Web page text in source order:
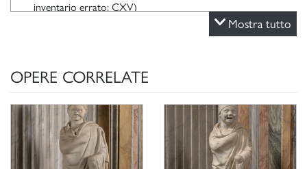
inventario errato: CXV)
Dictionnaire de la langue
klassischerAltertümer in Rom
II, Tübingen 1966, p.715, n.1954 (Von Steuben)
P. Moreno,Museo e Galleria Borghese, La collezione
archeologica, Roma 1980, p.11
P. Moreno, S. Staccioli,Le collezioni della Galleria Borghese,
Milano 1981, p.101, fig. a p.88
P. Moreno, C. Sforzini,I ministri del principe Camillo: cronaca
Mostra tutto
OPERE CORRELATE